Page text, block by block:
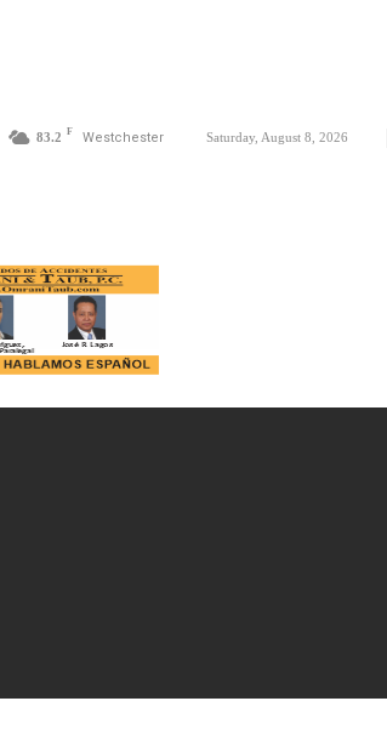
83.2 F Westchester Saturday, August 8, 2026